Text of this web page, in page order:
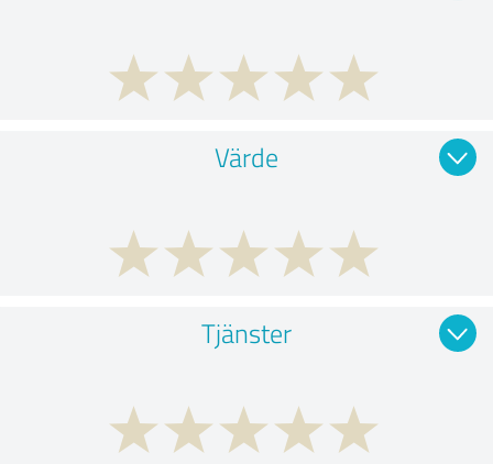
Värde
Tjänster